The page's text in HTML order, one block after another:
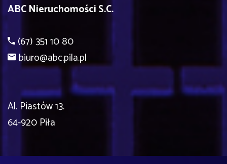
ABC Nieruchomości S.C.
(67) 351 10 80
biuro@abc.pila.pl
Al. Piastów 13.
64-920 Piła